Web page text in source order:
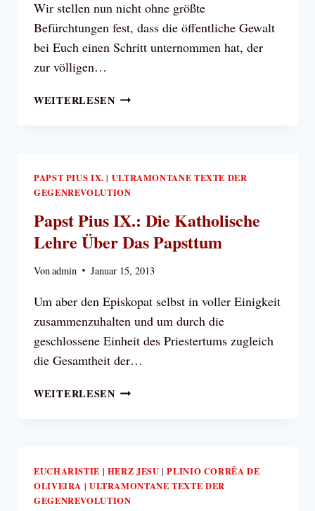
DER
VERFOLGUNG
Wir stellen nun nicht ohne größte
Befürchtungen fest, dass die öffentliche Gewalt
bei Euch einen Schritt unternommen hat, der
zur völligen…
WEITERLESENPAPST
TRENNUNG
VON
UND
STAAT
PAPST PIUS IX. | ULTRAMONTANE TEXTE DER
GEGENREVOLUTION
Papst Pius IX.: Die Katholische
Lehre Über Das Papsttum
Vonadmin Januar 15, 2013
Um aber den Episkopat selbst in voller Einigkeit
zusammenzuhalten und um durch die
geschlossene Einheit des Priestertums zugleich
die Gesamtheit der…
WEITERLESENPAPST
LEHRE
ÜBER
DAS
EUCHARISTIE | HERZ JESU |PLINIO CORRÊA DE
OLIVEIRA | ULTRAMONTANE TEXTE DER
GEGENREVOLUTION